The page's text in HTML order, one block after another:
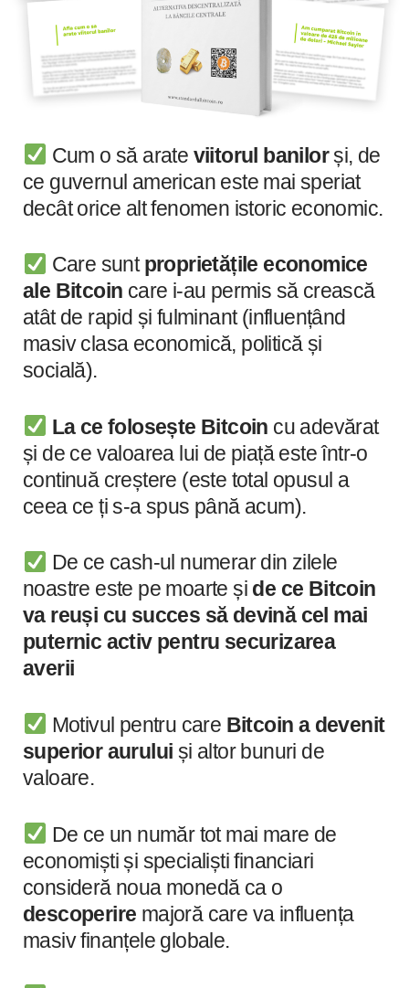
Cum o să arate viitorul banilorși, de
ce guvernul american este mai speriat
decât orice alt fenomen istoric economic.
Care suntproprietățile economice
ale Bitcoin care i-au permis să crească
atât de rapid și fulminant (influențând
masiv clasa economică, politică și
socială).
La ce folosește Bitcoin cu adevărat
și de ce valoarea lui de piață este într-o
continuă creștere (este total opusul a
ceea ce ți s-a spus până acum).
De ce cash-ul numerar din zilele
noastre este pe moarte și de ce Bitcoin
va reuși cu succes să devină cel mai
puternic activ pentru securizarea
averii
Motivul pentru care Bitcoin a devenit
superior aurului și altor bunuri de
valoare.
De ce un număr tot mai mare de
economiști și specialiști financiari
consideră noua monedă ca o
descoperire majoră care va influența
masiv finanțele globale.